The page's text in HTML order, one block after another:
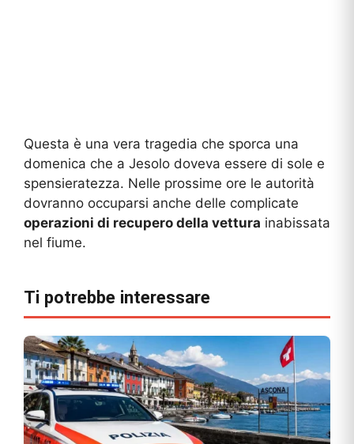
Questa è una vera tragedia che sporca una
domenica che a Jesolo doveva essere di sole e
spensieratezza. Nelle prossime ore le autorità
dovranno occuparsi anche delle complicate
operazioni di recupero della vettura inabissata
nel fiume.
Ti potrebbe interessare